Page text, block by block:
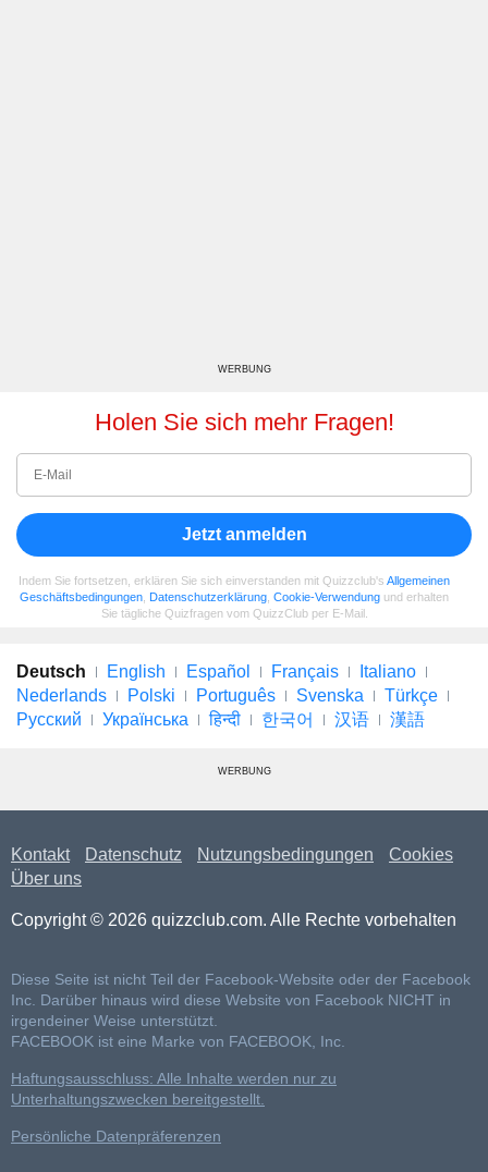
WERBUNG
Holen Sie sich mehr Fragen!
Jetzt anmelden
Indem Sie fortsetzen, erklären Sie sich einverstanden mit Quizzclub's Allgemeinen
Geschäftsbedingungen Datenschutzerklärung Cookie-Verwendung und erhalten
Sie tägliche Quizfragen vom QuizzClub per E-Mail.
Deutsch English Español Français
Italiano
Nederlands
Polski Português Svenska
Türkçe
Русский
Українська हिन्दी 한국어 汉语 漢語
WERBUNG
Kontakt Datenschutz Nutzungsbedingungen
Cookies
Über uns
Copyright © 2026 quizzclub.com. Alle Rechte vorbehalten
Diese Seite ist nicht Teil der Facebook-Website oder der Facebook
Inc. Darüber hinaus wird diese Website von Facebook NICHT in
irgendeiner Weise unterstützt.
FACEBOOK ist eine Marke von FACEBOOK, Inc.
Haftungsausschluss: Alle Inhalte werden nur zu
Unterhaltungszwecken bereitgestellt.
Persönliche Datenpräferenzen